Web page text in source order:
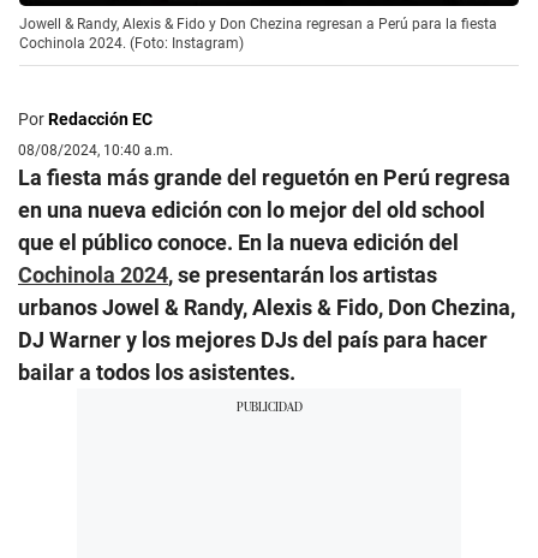
Jowell & Randy, Alexis & Fido y Don Chezina regresan a Perú para la fiesta
Cochinola 2024. (Foto: Instagram)
PorRedacción EC
08/08/2024, 10:40 a.m.
La fiesta más grande del reguetón en Perú regresa
en una nueva edición con lo mejor del old school
que el público conoce. En la nueva edición del
Cochinola 2024, se presentarán los artistas
urbanos Jowel & Randy, Alexis & Fido, Don Chezina,
DJ Warner y los mejores DJs del país para hacer
bailar a todos los asistentes.